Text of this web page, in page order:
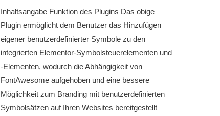
Inhaltsangabe Funktion des Plugins Das obige
Plugin ermöglicht dem Benutzer das Hinzufügen
eigener benutzerdefinierter Symbole zu den
integrierten Elementor-Symbolsteuerelementen und
-Elementen, wodurch die Abhängigkeit von
FontAwesome aufgehoben und eine bessere
Möglichkeit zum Branding mit benutzerdefinierten
Symbolsätzen auf Ihren Websites bereitgestellt